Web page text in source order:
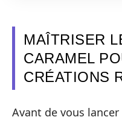
MAÎTRISER
CARAMEL
CRÉATIONS
Avant de vous